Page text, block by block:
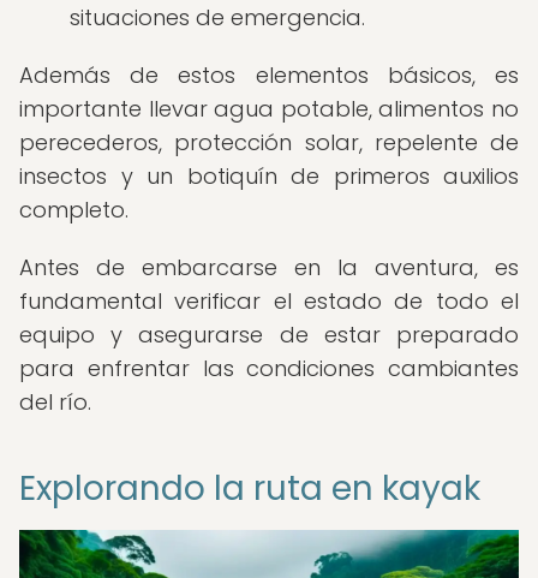
situaciones de emergencia.
Además de estos elementos básicos, es
importante llevar agua potable, alimentos no
perecederos, protección solar, repelente de
insectos y un botiquín de primeros auxilios
completo.
Antes de embarcarse en la aventura, es
fundamental verificar el estado de todo el
equipo y asegurarse de estar preparado
para enfrentar las condiciones cambiantes
del río.
Explorando la ruta en kayak